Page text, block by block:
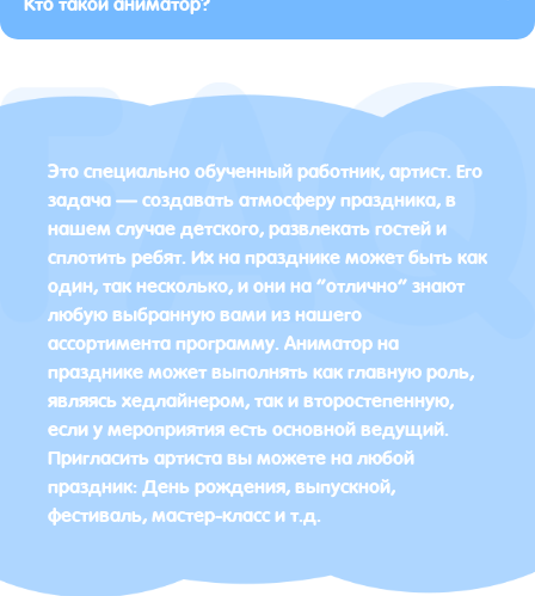
Это специально обученный работник, артист. Его
задача — создавать атмосферу праздника, в
нашем случае детского, развлекать гостей и
сплотить ребят. Их на празднике может быть как
один, так несколько, и они на “отлично” знают
любую выбранную вами из нашего
ассортимента программу. Аниматор на
празднике может выполнять как главную роль,
являясь хедлайнером, так и второстепенную,
если у мероприятия есть основной ведущий.
Пригласить артиста вы можете на любой
праздник: День рождения, выпускной,
фестиваль, мастер-класс и т.д.